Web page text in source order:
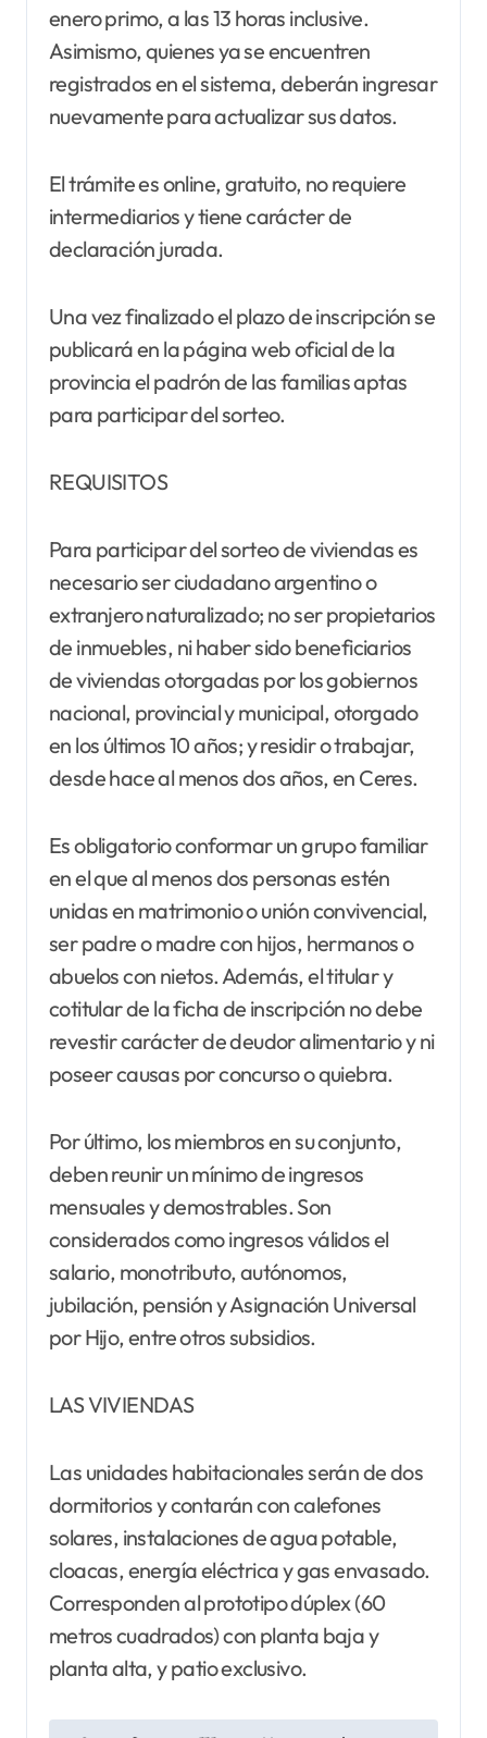
enero primo, a las 13 horas inclusive.
Asimismo, quienes ya se encuentren
registrados en el sistema, deberán ingresar
nuevamente para actualizar sus datos.
El trámite es online, gratuito, no requiere
intermediarios y tiene carácter de
declaración jurada.
Una vez finalizado el plazo de inscripción se
publicará en la página web oficial de la
provincia el padrón de las familias aptas
para participar del sorteo.
REQUISITOS
Para participar del sorteo de viviendas es
necesario ser ciudadano argentino o
extranjero naturalizado; no ser propietarios
de inmuebles, ni haber sido beneficiarios
de viviendas otorgadas por los gobiernos
nacional, provincial y municipal, otorgado
en los últimos 10 años; y residir o trabajar,
desde hace al menos dos años, en Ceres.
Es obligatorio conformar un grupo familiar
en el que al menos dos personas estén
unidas en matrimonio o unión convivencial,
ser padre o madre con hijos, hermanos o
abuelos con nietos. Además, el titular y
cotitular de la ficha de inscripción no debe
revestir carácter de deudor alimentario y ni
poseer causas por concurso o quiebra.
Por último, los miembros en su conjunto,
deben reunir un mínimo de ingresos
mensuales y demostrables. Son
considerados como ingresos válidos el
salario, monotributo, autónomos,
jubilación, pensión y Asignación Universal
por Hijo, entre otros subsidios.
LAS VIVIENDAS
Las unidades habitacionales serán de dos
dormitorios y contarán con calefones
solares, instalaciones de agua potable,
cloacas, energía eléctrica y gas envasado.
Corresponden al prototipo dúplex (60
metros cuadrados) con planta baja y
planta alta, y patio exclusivo.